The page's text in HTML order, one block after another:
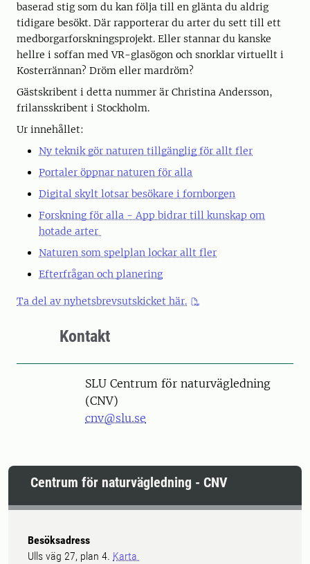
baserad stig som du kan följa till en glänta du aldrig
tidigare besökt. Där rapporterar du arter du sett till ett
medborgarforskningsprojekt. Eller stannar du kanske
hellre i soffan med VR-glasögon och snorklar virtuellt i
Kosterrännan? Dröm eller mardröm?
Gästskribent i detta nummer är Christina Andersson,
frilansskribent i Stockholm.
Ur innehållet:
Ny teknik gör naturen tillgänglig för allt fler
Portaler öppnar naturen för alla
Digital skylt lotsar besökare i fornborgen
Forskning för alla - App bidrar till kunskap om
hotade arter
Naturen som spelplan lockar allt fler
Efterfrågan och planering
Ta del av nyhetsbrevsutskicket här.
Kontakt
SLU Centrum för naturvägledning
(CNV)
cnv@slu.se
Centrum för naturvägledning - CNV
Besöksadress
Ulls väg 27, plan 4. Karta